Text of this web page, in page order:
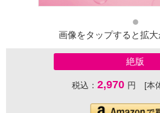
画像をタップすると拡大
絶版
税込： 2,970 円 [本